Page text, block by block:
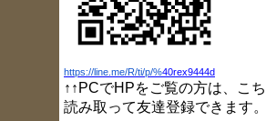
ブログ更新しました（灸頭鍼）
2017/3/23
ブログ更新しました（小指し
ブログ更新しました（肩痛）
2017/3/10
ブログ更新しました（大胸筋
https://line.me/R/ti/p/%40rex9444d
↑↑PCでHPをご覧の方は、こ
読み取って友達登録できます